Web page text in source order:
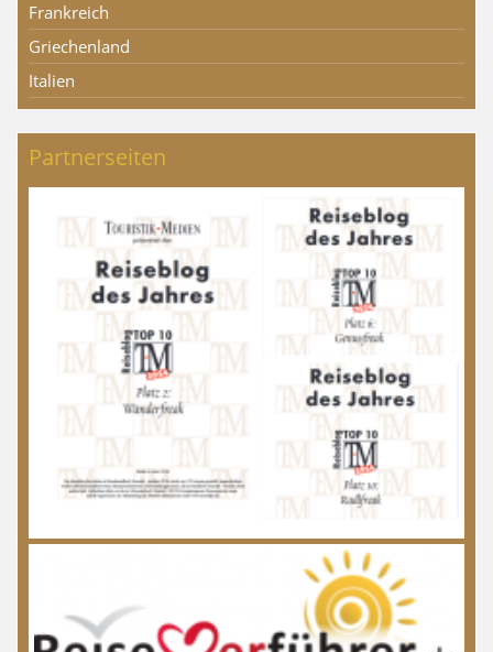
Frankreich
Griechenland
Italien
Partnerseiten